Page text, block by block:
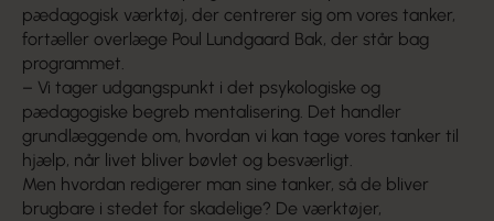
pædagogisk værktøj, der centrerer sig om vores tanker,
fortæller overlæge Poul Lundgaard Bak, der står bag
programmet.
– Vi tager udgangspunkt i det psykologiske og
pædagogiske begreb mentalisering. Det handler
grundlæggende om, hvordan vi kan tage vores tanker til
hjælp, når livet bliver bøvlet og besværligt.
Men hvordan redigerer man sine tanker, så de bliver
brugbare i stedet for skadelige? De værktøjer,